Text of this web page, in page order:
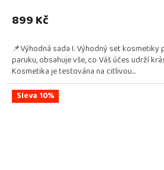
899 Kč
📌Výhodná sada I. Výhodný set kosmetiky
paruku, obsahuje vše, co Váš účes udrží
Kosmetika je testována na citlivou...
Sleva 10%